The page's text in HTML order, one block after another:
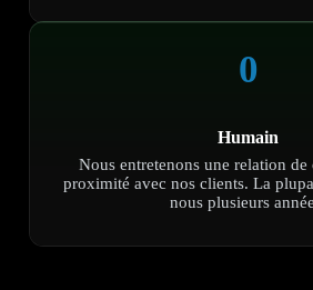
0
Humain
Nous entretenons une relation de
proximité avec nos clients. La
nous plusieurs